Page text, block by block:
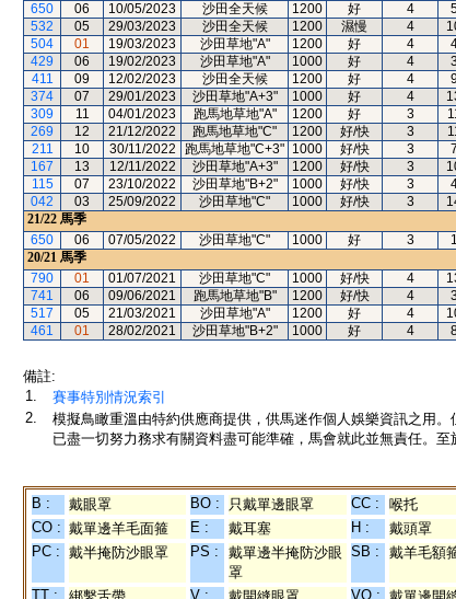
650
06 10/05/2023 沙田全天候 1200 好 4
532
05 29/03/2023 沙田全天候 1200 濕慢 4
504
01 19/03/2023 沙田草地"A" 1200 好 4
429
06 19/02/2023 沙田草地"A" 1000 好 4 3
411
09 12/02/2023 沙田全天候 1200 好 4
374
07 29/01/2023 沙田草地"A+3" 1000 好 4
309
11 04/01/2023 跑馬地草地"A" 1200 好 3
269
12 21/12/2022 跑馬地草地"C" 1200 好/快 3
211
10 30/11/2022 跑馬地草地"C+3" 1000 好/快 3 7
167
13 12/11/2022 沙田草地"A+3" 1200 好/快 3
115
07 23/10/2022 沙田草地"B+2" 1000 好/快 3
042
03 25/09/2022 沙田草地"C" 1000 好/快 3
21/22 馬季
650
06 07/05/2022 沙田草地"C" 1000 好 3 1
20/21 馬季
790
01 01/07/2021 沙田草地"C" 1000 好/快 4
741
06 09/06/2021 跑馬地草地"B" 1200 好/快 4 3
517
05 21/03/2021 沙田草地"A" 1200 好 4
461
01 28/02/2021 沙田草地"B+2" 1000 好 4
備註:
1.
賽事特別情況索引
2.
模擬鳥瞰重溫由特約供應商提供，供馬迷作個人娛樂資訊之用
已盡一切努力務求有關資料盡可能準確，馬會就此並無責任。
B : 戴眼罩 BO : 只戴單邊眼罩 CC : 喉托
CO : 戴單邊羊毛面箍 E : 戴耳塞 H : 戴頭罩
PC : 戴半掩防沙眼罩 PS :
戴單邊半掩防沙眼
罩
SB : 戴羊毛額
TT : V : VO :